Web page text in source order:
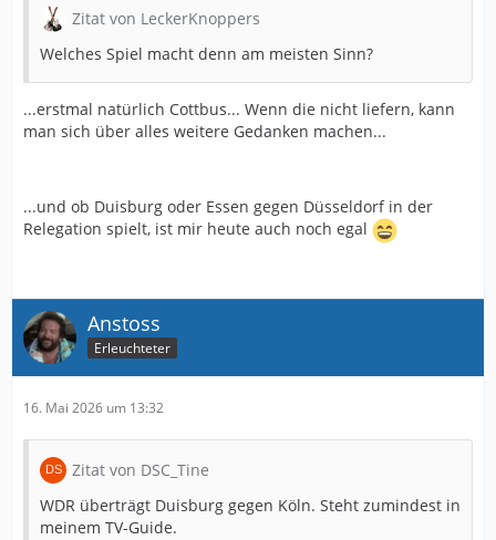
Zitat von LeckerKnoppers
Welches Spiel macht denn am meisten Sinn?
...erstmal natürlich Cottbus... Wenn die nicht liefern, kann
man sich über alles weitere Gedanken machen...
...und ob Duisburg oder Essen gegen Düsseldorf in der
Relegation spielt, ist mir heute auch noch egal
Anstoss
Erleuchteter
16. Mai 2026 um 13:32
Zitat von DSC_Tine
WDR überträgt Duisburg gegen Köln. Steht zumindest in
meinem TV-Guide.